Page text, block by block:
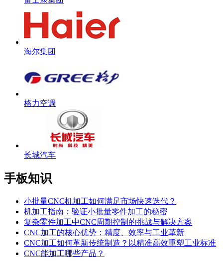
海尔集团
格力空调
长城汽车
手板知识
小批量CNC机加工如何满足市场快速迭代？
机加工指南：验证小批量零件加工的秘密
复杂零件加工中CNC周期控制的挑战与解决方案
CNC加工的核心优势：精度、效率与工业革新
CNC加工如何革新传统制造？以精准高效重塑工业标准
CNC能加工哪些产品？